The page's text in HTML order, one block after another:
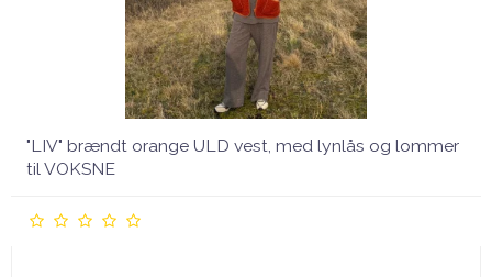
"LIV" brændt orange ULD vest, med lynlås og lommer
til VOKSNE